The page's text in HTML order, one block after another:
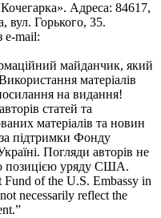
Адреса: 84617,
вул. Горького, 35.
e-mail:
майданчик, який
матеріалів
на видання!
статей та
матеріалів та новин
підтримки Фонду
Погляди авторів не
позицією уряду США.
of the U.S. Embassy in
necessarily reflect the